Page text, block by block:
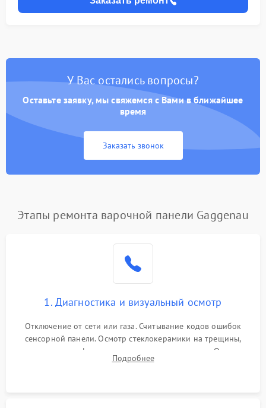
У Вас остались вопросы?
Оставьте заявку, мы свяжемся с Вами в ближайшее
время
Заказать звонок
Этапы ремонта варочной панели Gaggenau
1. Диагностика и визуальный осмотр
Отключение от сети или газа. Считывание кодов ошибок
сенсорной панели. Осмотр стеклокерамики на трещины,
проверка конфорок на равномерность нагрева. Опрос
клиента о симптомах (не включается, не видит посуду,
Подробнее